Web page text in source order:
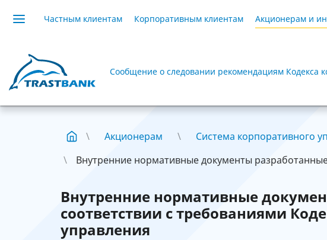
Частным клиентам Корпоративным клиентам Акционерам и
Сообщение о следовании рекомендациям Кодекса
Акционерам
Система корпоративного
Внутренние нормативные документы
Внутренние нормативные
соответствии с требованиями
управления